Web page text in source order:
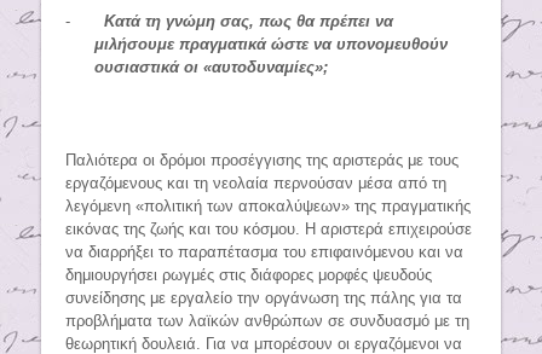
-
Κατά τη γνώμη σας, πως θα πρέπει να
μιλήσουμε πραγματικά ώστε να υπονομευθούν
ουσιαστικά οι «αυτοδυναμίες»;
Παλιότερα οι δρόμοι προσέγγισης της αριστεράς με τους
εργαζόμενους και τη νεολαία περνούσαν μέσα από τη
λεγόμενη «πολιτική των αποκαλύψεων» της πραγματικής
εικόνας της ζωής και του κόσμου. Η αριστερά επιχειρούσε
να διαρρήξει το παραπέτασμα του επιφαινόμενου και να
δημιουργήσει ρωγμές στις διάφορες μορφές ψευδούς
συνείδησης με εργαλείο την οργάνωση της πάλης για τα
προβλήματα των λαϊκών ανθρώπων σε συνδυασμό με τη
θεωρητική δουλειά. Για να μπορέσουν οι εργαζόμενοι να